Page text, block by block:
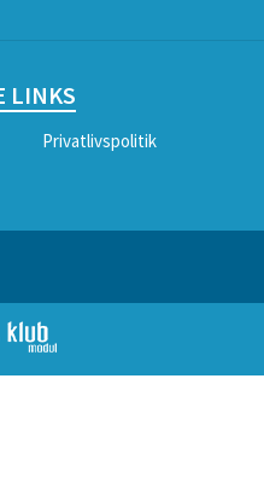
LINKS
Privatlivspolitik